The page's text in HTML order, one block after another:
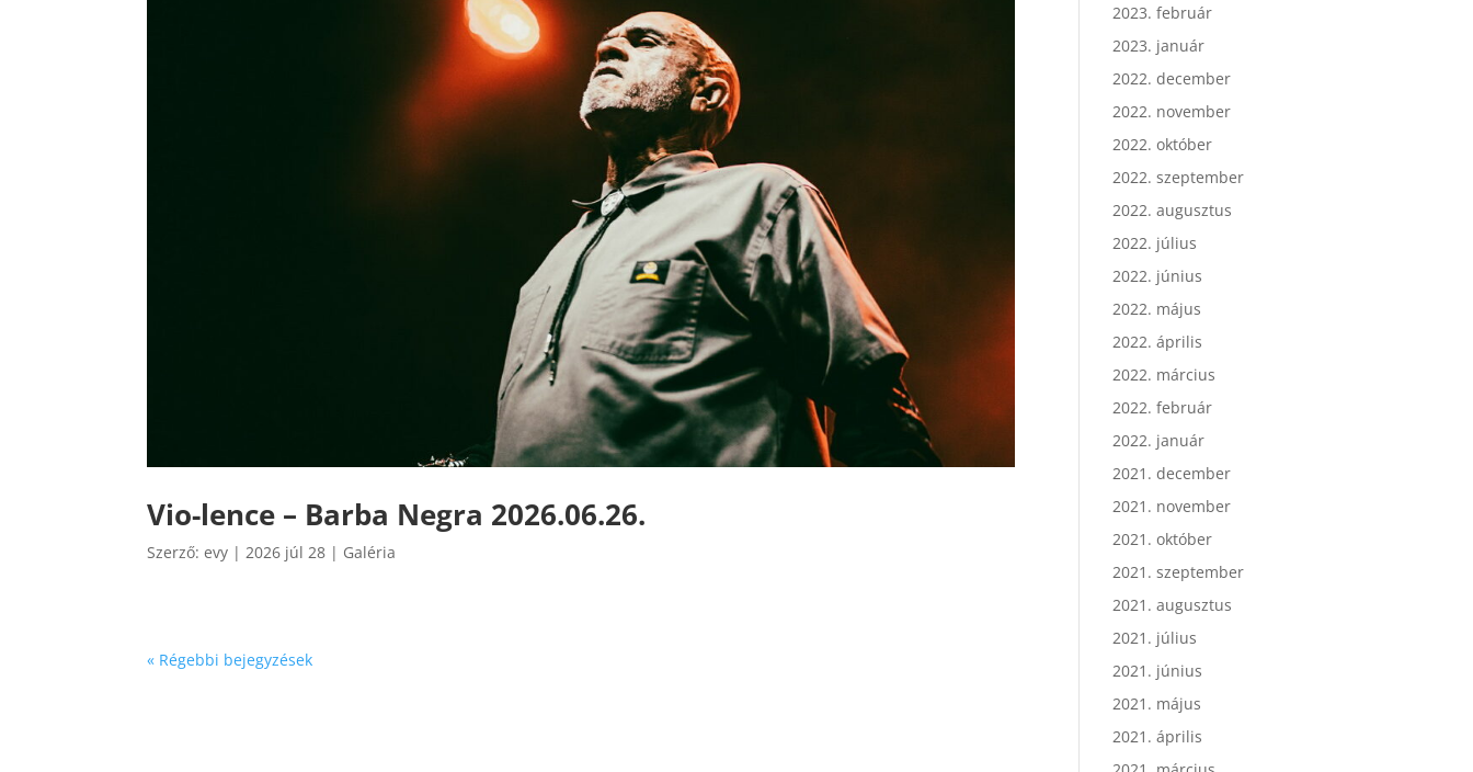
Vio-lence – Barba Negra 2026.06.26.
Szerző:evy |2026 júl 28 | Galéria
« Régebbi bejegyzések
2023. február
2023. január
2022. december
2022. november
2022. október
2022. szeptember
2022. augusztus
2022. július
2022. június
2022. május
2022. április
2022. március
2022. február
2022. január
2021. december
2021. november
2021. október
2021. szeptember
2021. augusztus
2021. július
2021. június
2021. május
2021. április